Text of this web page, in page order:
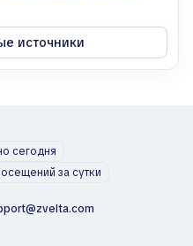
источники
сегодня
за сутки